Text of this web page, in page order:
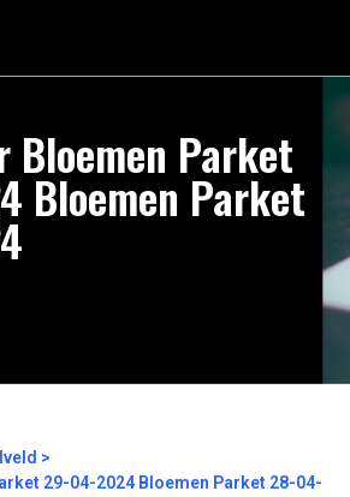
Parket
Bloemen Parket
29-04-2024 Bloemen Parket 28-04-